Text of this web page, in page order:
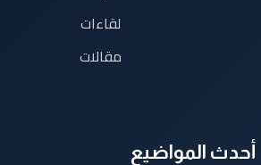
لقاءات
مقالات
أحدث المواضيع